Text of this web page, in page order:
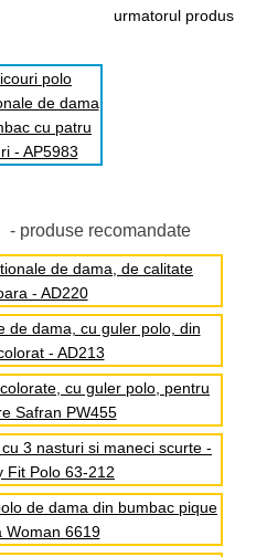
urmatorul produs
- produse recomandate